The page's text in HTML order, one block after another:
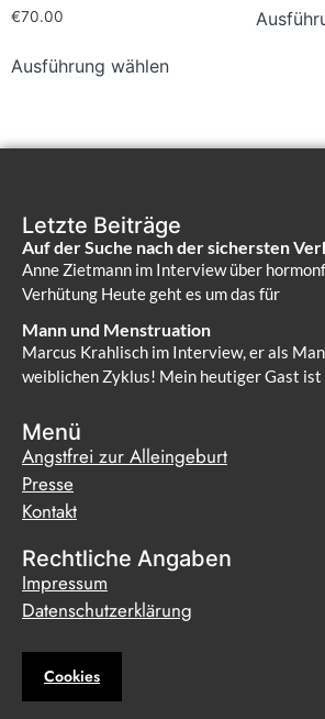
€70.00
Ausführung wählen
Letzte Beiträge
Auf der Suche nach der sichersten
Anne Zietmann im Interview über
Verhütung Heute geht es um das für
Mann und Menstruation
Marcus Krahlisch im Interview, er als
weiblichen Zyklus! Mein heutiger Gast ist
Menü
Angstfrei zur Alleingeburt
Presse
Kontakt
Rechtliche Angaben
Impressum
Datenschutzerklärung
Cookies